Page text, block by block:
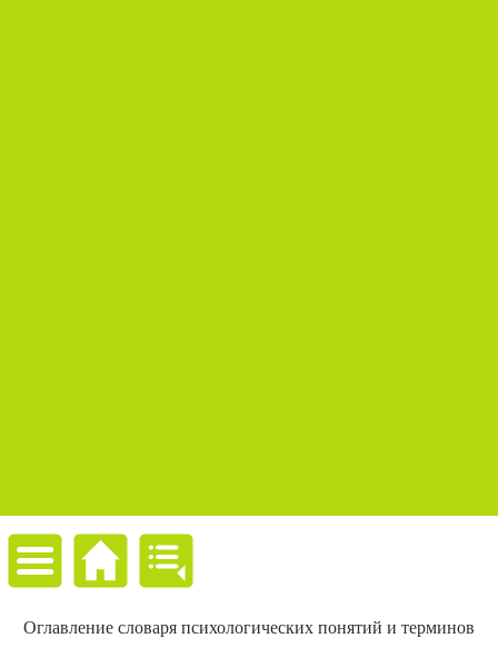
Оглавление словаря психологических понятий и терминов